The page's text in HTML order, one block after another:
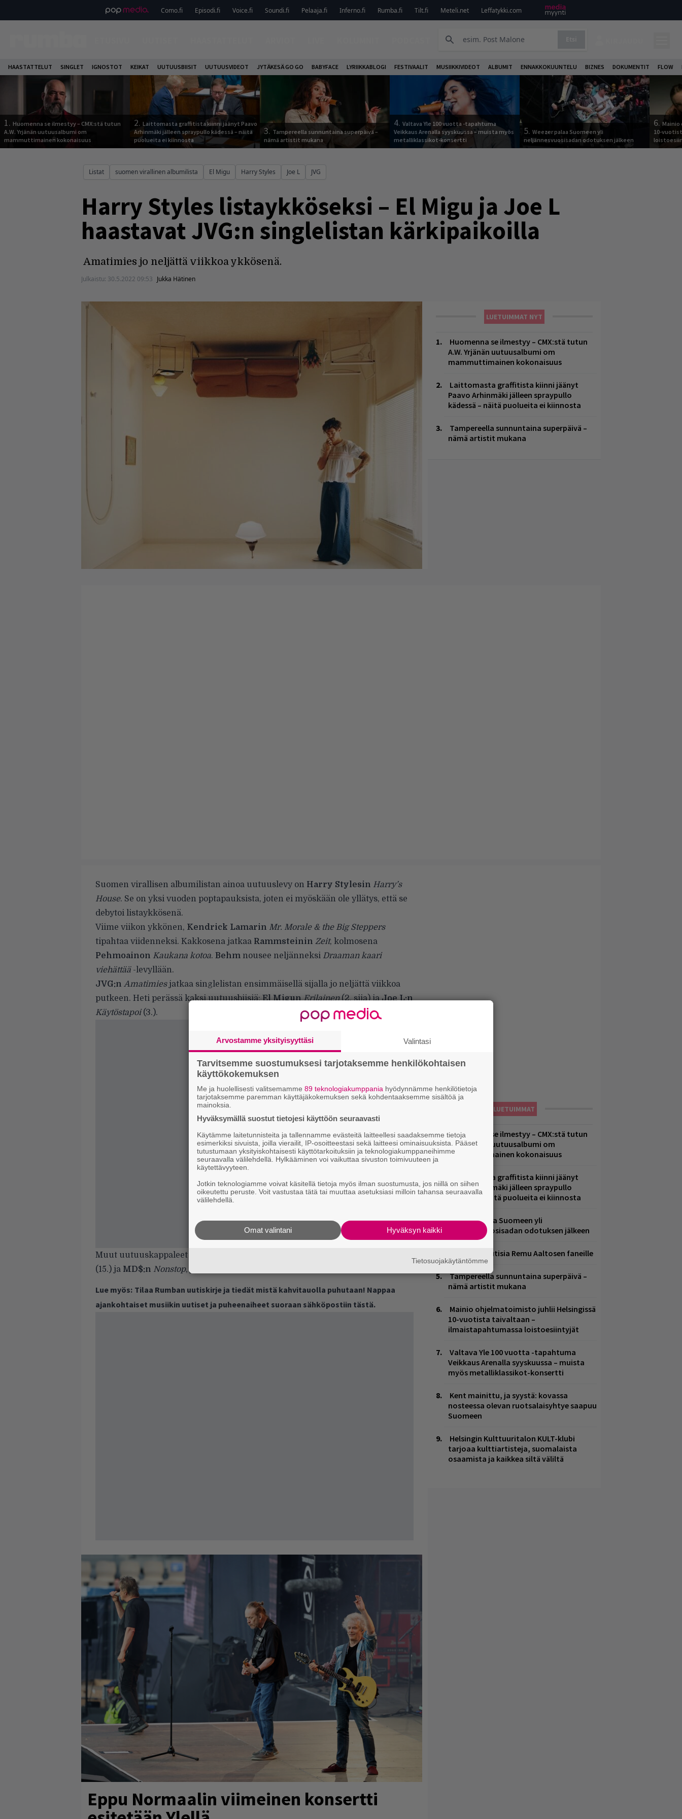
Como.fi Episodi.fi Voice.fi Soundi.fi Pelaaja.fi Inferno.fi Rumba.fi Tilt.fi Meteli.net Leffatykki.com
HAASTATTELUT SINGLET IGNOSTOT KEIKAT UUTUUSBIISIT UUTUUSVIDEOT JYTÄKESÄ GO GO BABYFACE LYRIIKKABLOGI FESTIVAALIT MUSIIKKIVIDEOT ALBUMIT ENNAKKOKUUNTELU BIZNES DOKUMENTIT FLOW
1. Huomenna se ilmestyy – CMX:stä tutun
A.W. Yrjänän uutuusalbumi om
mammuttimainen kokonaisuus
2. Laittomasta graffitista kiinni jäänyt Paavo
Arhinmäki jälleen spraypullo kädessä – näitä
puolueita ei kiinnosta
3. Tampereella sunnuntaina superpäivä –
nämä artistit mukana
4. Valtava Yle 100 vuotta -tapahtuma
Veikkaus Arenalla syyskuussa – muista myös
metalliklassikot-konsertti
5. Weezer palaa Suomeen yli
neljännesvuosisadan odotuksen jälkeen
6.
10-
Listat suomen virallinen albumilista El Migu Harry Styles Joe L JVG
Harry Styles listaykköseksi – El Migu ja Joe L
haastavat JVG:n singlelistan kärkipaikoilla
Amatimies jo neljättä viikkoa ykkösenä.
Julkaistu: 30.5.2022 09:53 Jukka Hätinen
LUETUIMMAT NYT
Huomenna se ilmestyy – CMX:stä tutun
A.W. Yrjänän uutuusalbumi om
mammuttimainen kokonaisuus
Laittomasta graffitista kiinni jäänyt
Paavo Arhinmäki jälleen spraypullo
kädessä – näitä puolueita ei kiinnosta
Tampereella sunnuntaina superpäivä –
nämä artistit mukana
Suomen virallisen albumilistan ainoa uutuuslevy on Harry Stylesin Harry’s
House. Se on yksi vuoden poptapauksista, joten ei myöskään ole yllätys, että se
debytoi listaykkösenä.
Viime viikon ykkönen, Kendrick Lamarin Mr. Morale & the Big Steppers
tipahtaa viidenneksi. Kakkosena jatkaa Rammsteinin Zeit, kolmosena
Pehmoainon Kaukana kotoa. Behm nousee neljänneksi Draaman kaari
viehättää-levyllään.
JVG:n Amatimiesjatkaa singlelistan ensimmäisellä sijalla jo neljättä viikkoa
putkeen. Heti perässä kaksi uutuusbiisiä:El Migun Erilainen(2. sija) jaJoe L:n
Käytöstapoi(3.).
Muut uutuuskappaleet ovat
(15.) ja MD$:n Nonstop, jolla äänessä ovat
Lue myös: Tilaa Rumban uutiskirje ja tiedät mistä kahvitauolla puhutaan! Nappaa
ajankohtaiset musiikin uutiset ja puheenaiheet suoraan sähköpostiin tästä.
Eppu Normaalin viimeinen konsertti
LUETUIMMAT
Huomenna se ilmestyy – CMX:stä tutun
A.W. Yrjänän uutuusalbumi om
mammuttimainen kokonaisuus
Laittomasta graffitista kiinni jäänyt
Paavo Arhinmäki jälleen spraypullo
kädessä – näitä puolueita ei kiinnosta
Weezer palaa Suomeen yli
neljännesvuosisadan odotuksen jälkeen
Mainioita uutisia Remu Aaltosen faneille
Tampereella sunnuntaina superpäivä –
nämä artistit mukana
Mainio ohjelmatoimisto juhlii Helsingissä
10-vuotista taivaltaan –
ilmaistapahtumassa loistoesiintyjät
Valtava Yle 100 vuotta -tapahtuma
Veikkaus Arenalla syyskuussa – muista
myös metalliklassikot-konsertti
Kent mainittu, ja syystä: kovassa
nosteessa olevan ruotsalaisyhtye saapuu
Suomeen
Helsingin Kulttuuritalon KULT-klubi
tarjoaa kulttiartisteja, suomalaista
osaamista ja kaikkea siltä väliltä
Arvostamme yksityisyyttäsi Valintasi
Tarvitsemme suostumuksesi tarjotaksemme henkilökohtaisen
käyttökokemuksen
Me ja huolellisesti valitsemamme 89 teknologiakumppania hyödynnämme henkilötietoja
tarjotaksemme paremman käyttäjäkokemuksen sekä kohdentaaksemme sisältöä ja
mainoksia.
Hyväksymällä suostut tietojesi käyttöön seuraavasti
Käytämme laitetunnisteita ja tallennamme evästeitä laitteellesi saadaksemme tietoja
esimerkiksi sivuista, joilla vierailit, IP-osoitteestasi sekä laitteesi ominaisuuksista. Pääset
tutustumaan yksityiskohtaisesti käyttötarkoituksiin ja teknologiakumppaneihimme
seuraavalla välilehdellä. Hylkääminen voi vaikuttaa sivuston toimivuuteen ja
käytettävyyteen.
Jotkin teknologiamme voivat käsitellä tietoja myös ilman suostumusta, jos niillä on siihen
oikeutettu peruste. Voit vastustaa tätä tai muuttaa asetuksiasi milloin tahansa seuraavalla
välilehdellä.
Hyväksyn kaikki
Omat valintani
Tietosuojakäytäntömme